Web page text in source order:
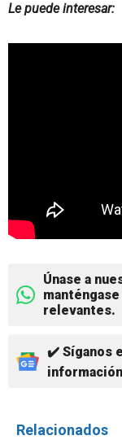
Le puede interesar:
Únase a
relevantes.
✔️ Síganos
Relacionados